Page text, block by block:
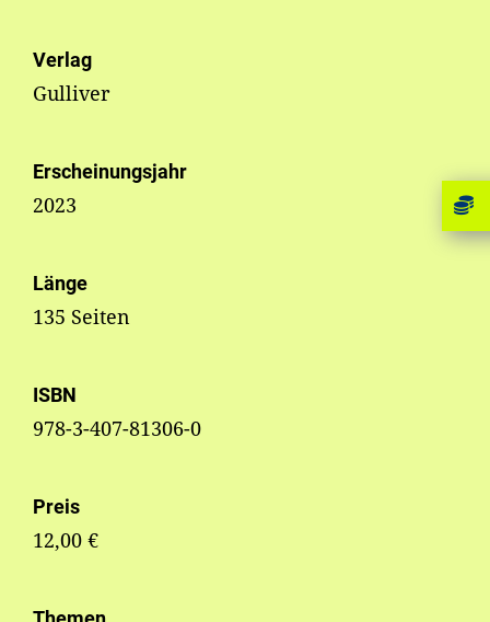
Verlag
Gulliver
Erscheinungsjahr
2023
Länge
135 Seiten
ISBN
978-3-407-81306-0
Preis
12,00 €